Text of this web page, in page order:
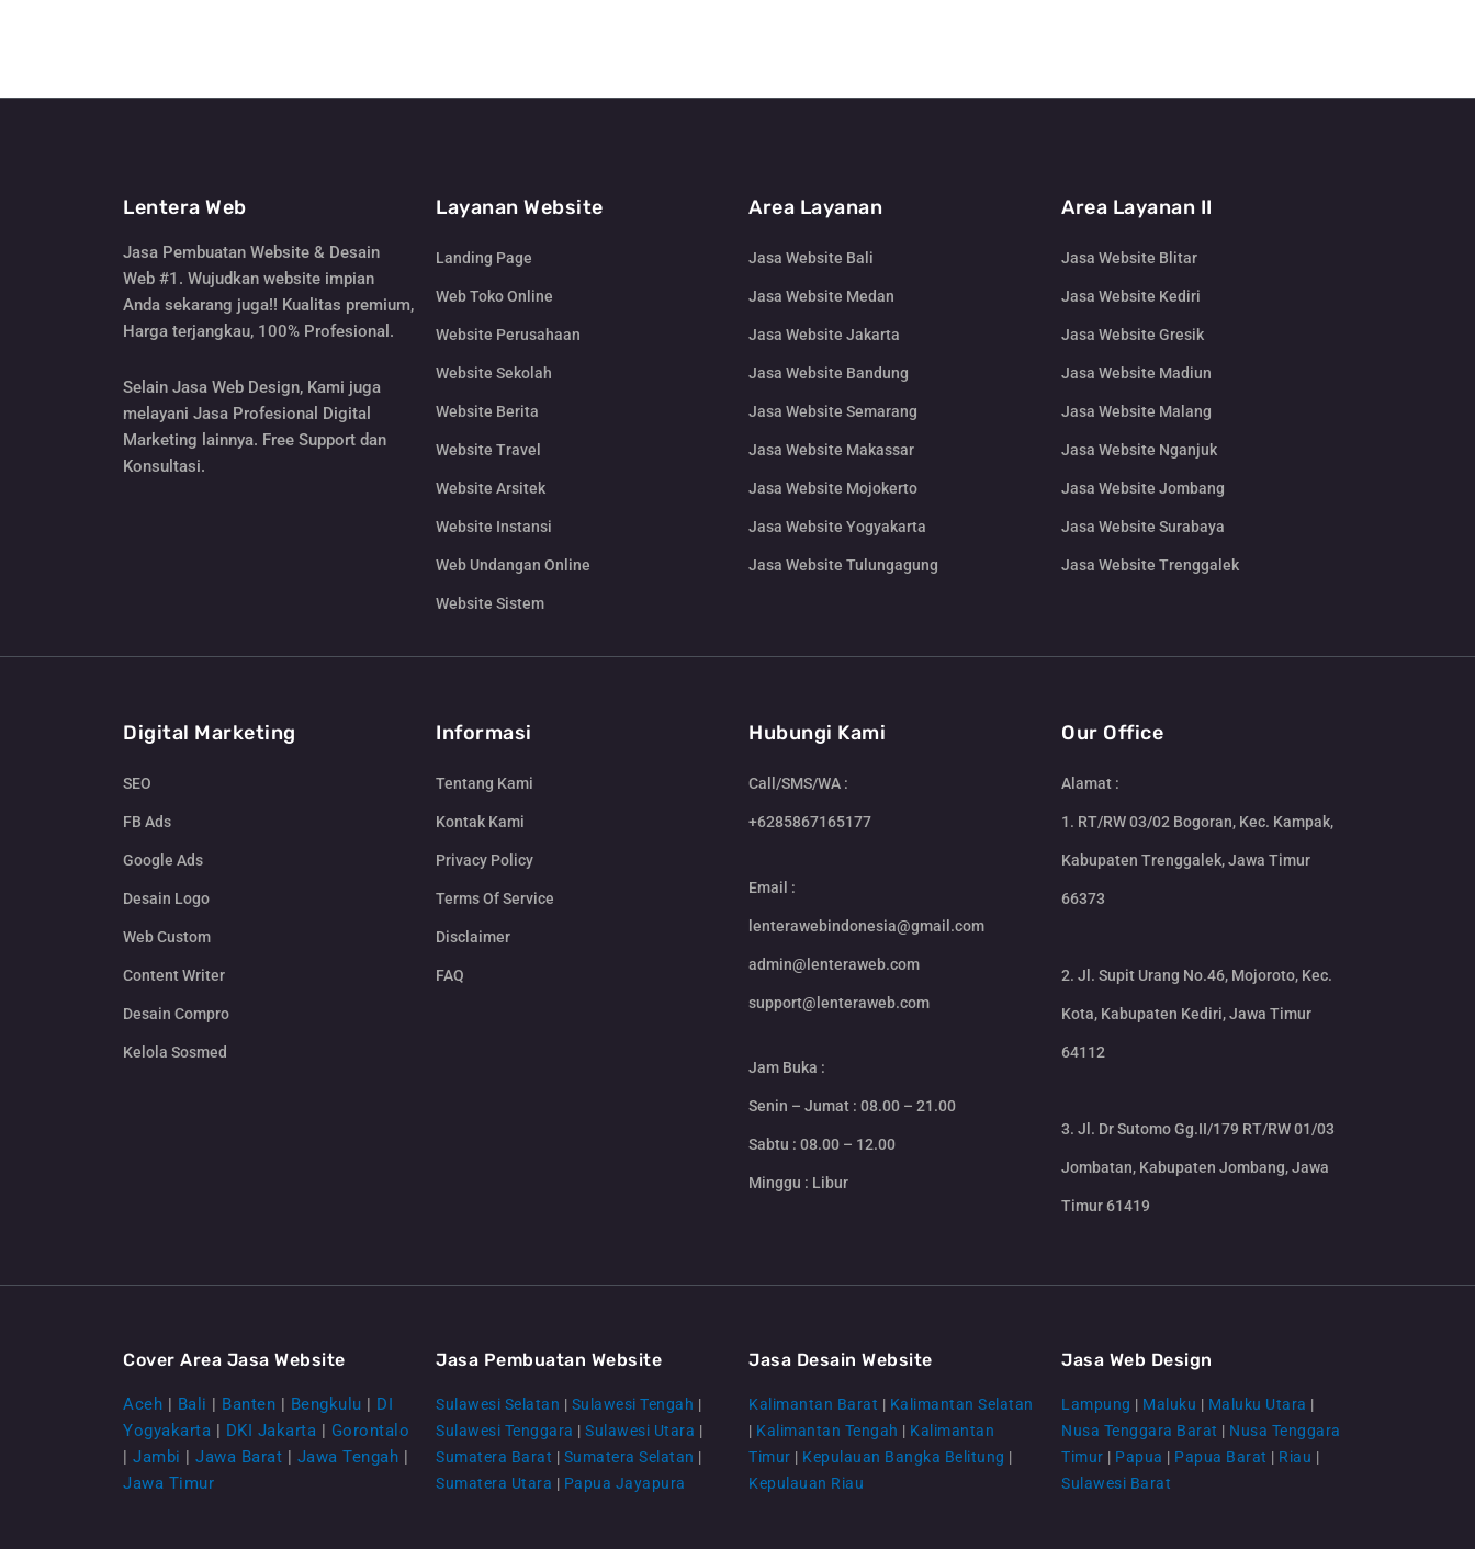
Lentera Web
Jasa Pembuatan Website & Desain
Web #1. Wujudkan website impian
Anda sekarang juga!! Kualitas premium,
Harga terjangkau, 100% Profesional.
Selain Jasa Web Design, Kami juga
melayani Jasa Profesional Digital
Marketing lainnya. Free Support dan
Konsultasi.
Layanan Website
Landing Page
Web Toko Online
Website Perusahaan
Website Sekolah
Website Berita
Website Travel
Website Arsitek
Website Instansi
Web Undangan Online
Website Sistem
Area Layanan
Jasa Website Bali
Jasa Website Medan
Jasa Website Jakarta
Jasa Website Bandung
Jasa Website Semarang
Jasa Website Makassar
Jasa Website Mojokerto
Jasa Website Yogyakarta
Jasa Website Tulungagung
Area Layanan II
Jasa Website Blitar
Jasa Website Kediri
Jasa Website Gresik
Jasa Website Madiun
Jasa Website Malang
Jasa Website Nganjuk
Jasa Website Jombang
Jasa Website Surabaya
Jasa Website Trenggalek
Digital Marketing
SEO
FB Ads
Google Ads
Desain Logo
Web Custom
Content Writer
Desain Compro
Kelola Sosmed
Informasi
Tentang Kami
Kontak Kami
Privacy Policy
Terms Of Service
Disclaimer
FAQ
Hubungi Kami
Call/SMS/WA :
+6285867165177
Email :
lenterawebindonesia@gmail.com
admin@lenteraweb.com
support@lenteraweb.com
Jam Buka :
Senin – Jumat : 08.00 – 21.00
Sabtu : 08.00 – 12.00
Minggu : Libur
Our Office
Alamat :
1. RT/RW 03/02 Bogoran, Kec. Kampak,
Kabupaten Trenggalek, Jawa Timur
66373
2. Jl. Supit Urang No.46, Mojoroto, Kec.
Kota, Kabupaten Kediri, Jawa Timur
64112
3. Jl. Dr Sutomo Gg.II/179 RT/RW 01/03
Jombatan, Kabupaten Jombang, Jawa
Timur 61419
Cover Area Jasa Website
Aceh | Bali | Banten | Bengkulu | DI
Yogyakarta | DKI Jakarta | Gorontalo
| Jambi | Jawa Barat | Jawa Tengah |
Jawa Timur
Jasa Pembuatan Website
Sulawesi Selatan | Sulawesi Tengah |
Sulawesi Tenggara | Sulawesi Utara |
Sumatera Barat | Sumatera Selatan |
Sumatera Utara | Papua Jayapura
Jasa Desain Website
Kalimantan Barat | Kalimantan Selatan
| Kalimantan Tengah | Kalimantan
Timur | Kepulauan Bangka Belitung |
Kepulauan Riau
Jasa Web Design
Lampung | Maluku | Maluku Utara |
Nusa Tenggara Barat | Nusa Tenggara
Timur | Papua | Papua Barat | Riau |
Sulawesi Barat